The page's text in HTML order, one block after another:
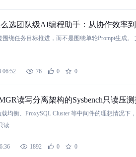
选团队级AI编程助手：从协作效率
围绕任务目标推进，而不是围绕单轮Prompt生成
06:52 76 0 0
读写分离架构的Sysbench只读压
载均衡、ProxySQL Cluster 等中间件的理想情况下
读
1892 0 0